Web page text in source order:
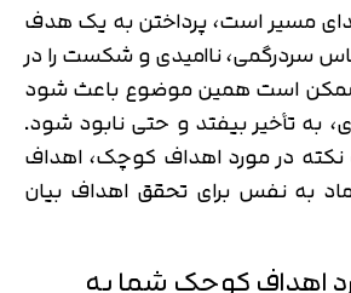
مسیر است، پرداختن به یک هدف
سردرگمی، ناامیدی و شکست را در
است همین موضوع باعث شود
به تأخیر بیفتد و حتی نابود شود.
در مورد اهداف کوچک، اهداف
به نفس برای تحقق اهداف بیان
اهداف کوچک شما به